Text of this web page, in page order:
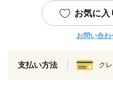
お気に入
お問い合わ
支払い方法 ク